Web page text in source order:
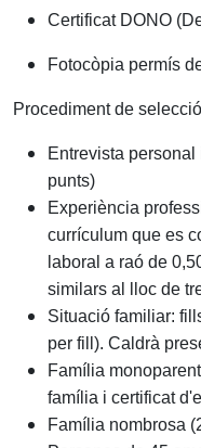
Certificat DONO
Fotocòpia permís
Procediment de
Entrevista
punts)
Experiència
currículum que es
laboral a raó de
similars al lloc de
Situació familiar:
per fill). Caldrà
Família
família i certificat
Família nombrosa